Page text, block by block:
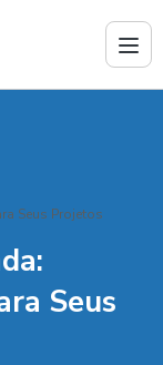
Seus Projetos
Seus